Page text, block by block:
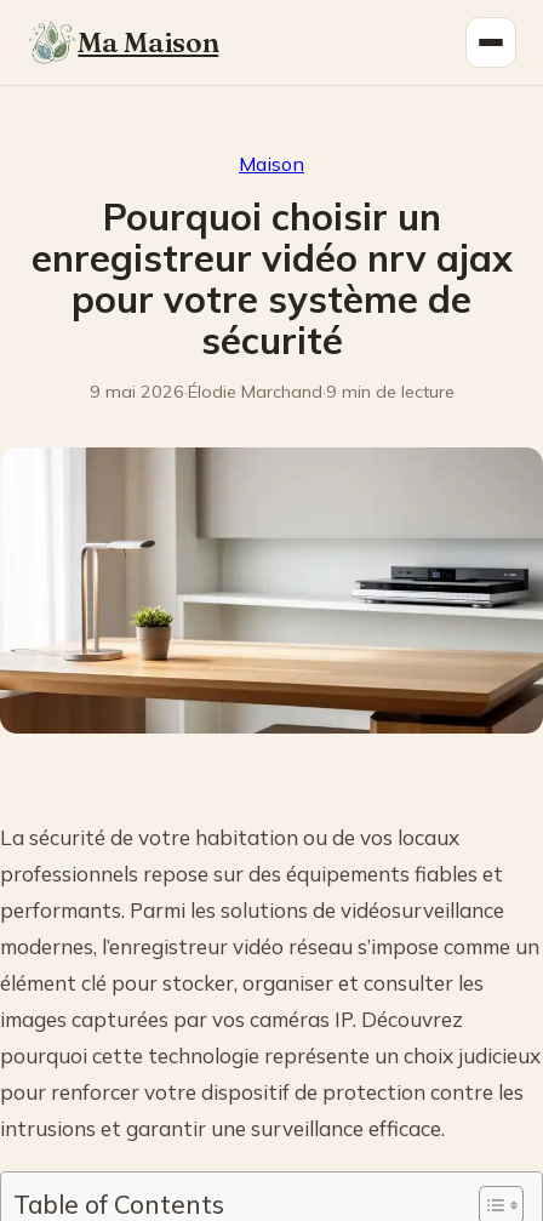
Ma Maison
Maison
Pourquoi choisir un
enregistreur vidéo nrv ajax
pour votre système de
sécurité
9 mai 2026·Élodie Marchand·9 min de lecture
La sécurité de votre habitation ou de vos locaux
professionnels repose sur des équipements fiables et
performants. Parmi les solutions de vidéosurveillance
modernes, l’enregistreur vidéo réseau s’impose comme un
élément clé pour stocker, organiser et consulter les
images capturées par vos caméras IP. Découvrez
pourquoi cette technologie représente un choix judicieux
pour renforcer votre dispositif de protection contre les
intrusions et garantir une surveillance efficace.
Table of Contents